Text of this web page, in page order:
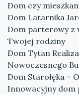
Dom czy
Dom Latarnika
Dom parterowy z
Twojej rodziny
Dom Tytan
Nowoczesnego
Dom Starołęka –
Innowacyjny dom